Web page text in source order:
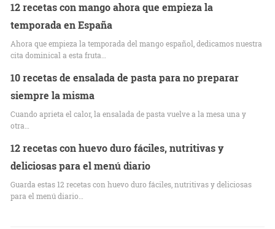
12 recetas con mango ahora que empieza la
temporada en España
Ahora que empieza la temporada del mango español, dedicamos nuestra
cita dominical a esta fruta…
10 recetas de ensalada de pasta para no preparar
siempre la misma
Cuando aprieta el calor, la ensalada de pasta vuelve a la mesa una y
otra…
12 recetas con huevo duro fáciles, nutritivas y
deliciosas para el menú diario
Guarda estas 12 recetas con huevo duro fáciles, nutritivas y deliciosas
para el menú diario…